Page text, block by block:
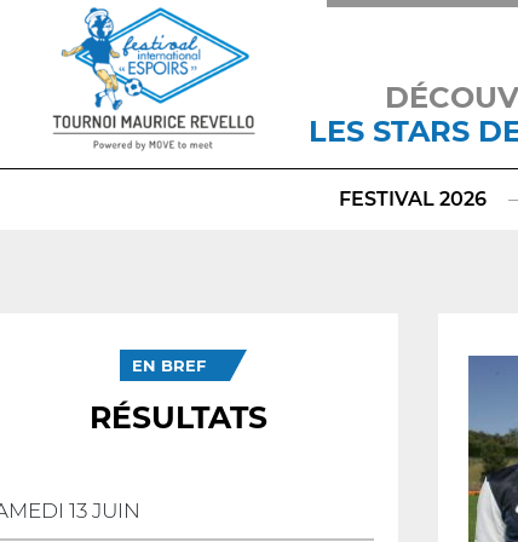
LES STARS
FESTIVAL 2026
EN BREF
RÉSULTATS
13 JUIN